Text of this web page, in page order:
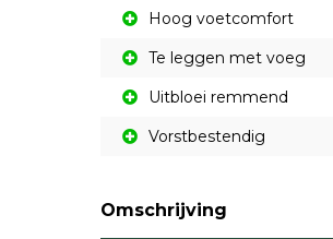
Hoog voetcomfort
Te leggen met voeg
Uitbloei remmend
Vorstbestendig
Omschrijving